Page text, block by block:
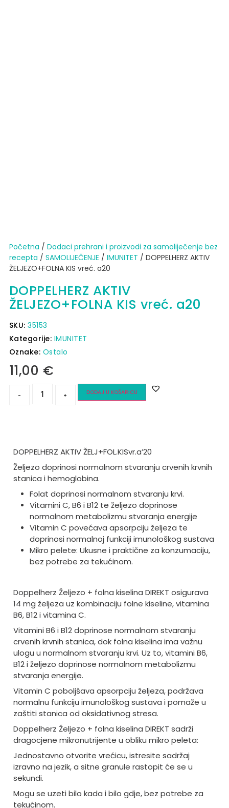
Početna / Dodaci prehrani i proizvodi za samoliječenje bez
recepta / SAMOLIJEČENJE / IMUNITET / DOPPELHERZ AKTIV
ŽELJEZO+FOLNA KIS vreć. a20
DOPPELHERZ AKTIV
ŽELJEZO+FOLNA KIS vreć. a20
SKU:35153
Kategorije: IMUNITET
Oznake: Ostalo
11,00 €
- + DODAJ U KOŠARICU
DOPPELHERZ AKTIV ŽELJ+FOL.KISvr.a’20
Željezo doprinosi normalnom stvaranju crvenih krvnih
stanica i hemoglobina.
Folat doprinosi normalnom stvaranju krvi.
Vitamini C, B6 i B12 te željezo doprinose
normalnom metabolizmu stvaranja energije
Vitamin C povećava apsorpciju željeza te
doprinosi normalnoj funkciji imunološkog sustava
Mikro pelete: Ukusne i praktične za konzumaciju,
bez potrebe za tekućinom.
Doppelherz Željezo + folna kiselina DIREKT osigurava
14 mg željeza uz kombinaciju folne kiseline, vitamina
B6, B12 i vitamina C.
Vitamini B6 i B12 doprinose normalnom stvaranju
crvenih krvnih stanica, dok folna kiselina ima važnu
ulogu u normalnom stvaranju krvi. Uz to, vitamini B6,
B12 i željezo doprinose normalnom metabolizmu
stvaranja energije.
Vitamin C poboljšava apsorpciju željeza, podržava
normalnu funkciju imunološkog sustava i pomaže u
zaštiti stanica od oksidativnog stresa.
Doppelherz Željezo + folna kiselina DIREKT sadrži
dragocjene mikronutrijente u obliku mikro peleta:
Jednostavno otvorite vrećicu, istresite sadržaj
izravno na jezik, a sitne granule rastopit će se u
sekundi.
Mogu se uzeti bilo kada i bilo gdje, bez potrebe za
tekućinom.